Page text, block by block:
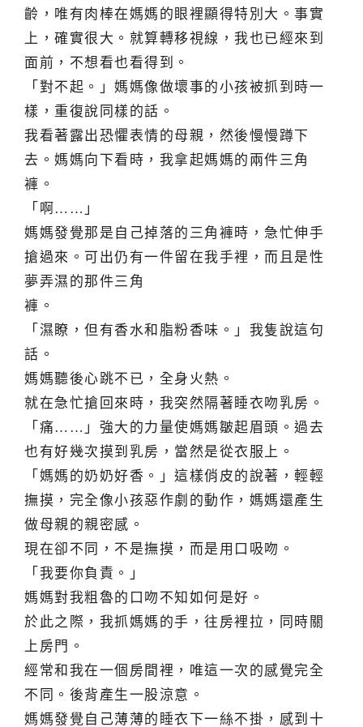
齡，唯有肉棒在媽媽的眼裡顯得特別大。事實
上，確實很大。就算轉移視線，我也已經來到
面前，不想看也看得到。
「對不起。」媽媽像做壞事的小孩被抓到時一
樣，重復說同樣的話。
我看著露出恐懼表情的母親，然後慢慢蹲下
去。媽媽向下看時，我拿起媽媽的兩件三角
褲。
「啊……」
媽媽發覺那是自己掉落的三角褲時，急忙伸手
搶過來。可出仍有一件留在我手裡，而且是性
夢弄濕的那件三角
褲。
「濕瞭，但有香水和脂粉香味。」我隻說這句
話。
媽媽聽後心跳不已，全身火熱。
就在急忙搶回來時，我突然隔著睡衣吻乳房。
「痛……」強大的力量使媽媽皺起眉頭。過去
也有好幾次摸到乳房，當然是從衣服上。
「媽媽的奶奶好香。」這樣俏皮的說著，輕輕
撫摸，完全像小孩惡作劇的動作，媽媽還產生
做母親的親密感。
現在卻不同，不是撫摸，而是用口吸吻。
「我要你負責。」
媽媽對我粗魯的口吻不知如何是好。
於此之際，我抓媽媽的手，往房裡拉，同時關
上房門。
經常和我在一個房間裡，唯這一次的感覺完全
不同。後背產生一股涼意。
媽媽發覺自己薄薄的睡衣下一絲不掛，感到十